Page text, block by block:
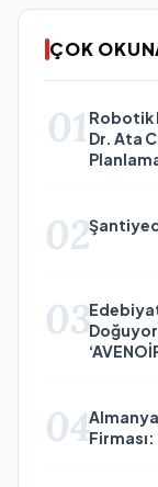
ÇOK
01 Robotik
Dr. Ata
02
03
04Firması: